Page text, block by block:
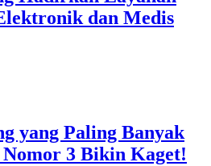
dan Medis
yang Paling Banyak
3 Bikin Kaget!